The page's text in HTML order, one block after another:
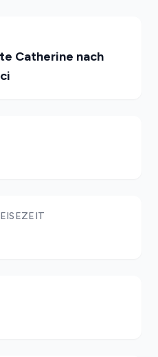
Catherine nach